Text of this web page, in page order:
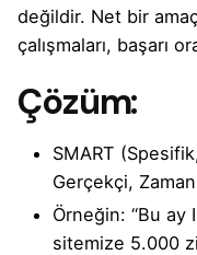
değildir. Net bir
çalışmaları, başarı
Çözüm:
SMART
Gerçekçi,
Örneğin: “Bu ay
sitemize 5.000